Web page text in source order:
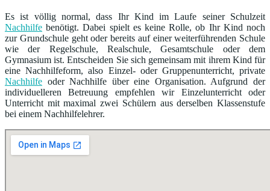
Es ist völlig normal, dass Ihr Kind im Laufe seiner Schulzeit
Nachhilfe benötigt. Dabei spielt es keine Rolle, ob Ihr Kind noch
zur Grundschule geht oder bereits auf einer weiterführenden Schule
wie der Regelschule, Realschule, Gesamtschule oder dem
Gymnasium ist. Entscheiden Sie sich gemeinsam mit ihrem Kind für
eine Nachhilfeform, also Einzel- oder Gruppenunterricht, private
Nachhilfe oder Nachhilfe über eine Organisation. Aufgrund der
individuelleren Betreuung empfehlen wir Einzelunterricht oder
Unterricht mit maximal zwei Schülern aus derselben Klassenstufe
bei einem Nachhilfelehrer.